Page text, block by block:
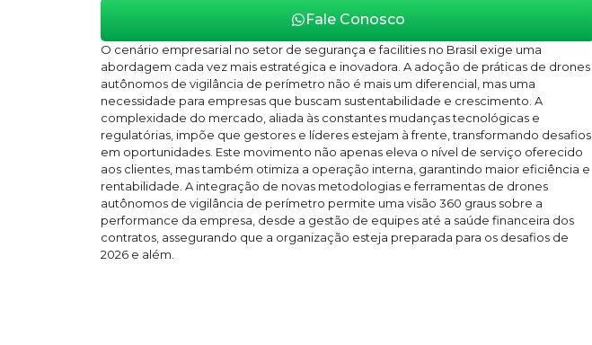
Fale Conosco
O cenário empresarial no setor de segurança e facilities no Brasil exige uma
abordagem cada vez mais estratégica e inovadora. A adoção de práticas de drones
autônomos de vigilância de perímetro não é mais um diferencial, mas uma
necessidade para empresas que buscam sustentabilidade e crescimento. A
complexidade do mercado, aliada às constantes mudanças tecnológicas e
regulatórias, impõe que gestores e líderes estejam à frente, transformando desafios
em oportunidades. Este movimento não apenas eleva o nível de serviço oferecido
aos clientes, mas também otimiza a operação interna, garantindo maior eficiência e
rentabilidade. A integração de novas metodologias e ferramentas de drones
autônomos de vigilância de perímetro permite uma visão 360 graus sobre a
performance da empresa, desde a gestão de equipes até a saúde financeira dos
contratos, assegurando que a organização esteja preparada para os desafios de
2026 e além.